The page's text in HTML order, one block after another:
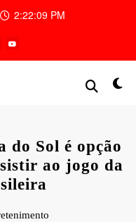
2:22:10 PM
do Sol é opção
ao jogo da